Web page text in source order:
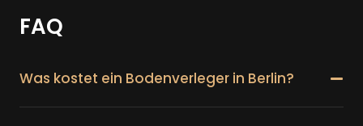
FAQ
Was kostet ein Bodenverleger in Berlin?